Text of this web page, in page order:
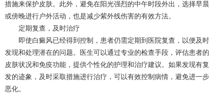
措施来保护皮肤。此外，避免在阳光强烈的中午时段外出，选择早晨
或傍晚进行户外活动，也是减少紫外线伤害的有效方法。
定期复查，及时治疗
即使白癜风已经得到控制，患者仍需定期到医院复查，以便及时
发现和处理潜在的问题。医生可以通过专业的检查手段，评估患者的
皮肤状况和免疫功能，提供个性化的护理和治疗建议。如果发现有复
发的迹象，及时采取措施进行治疗，可以有效控制病情，避免进一步
恶化。